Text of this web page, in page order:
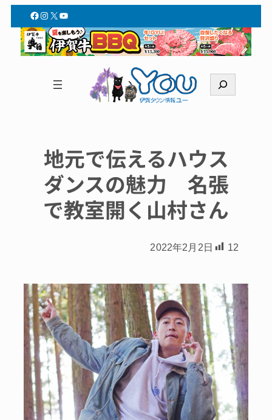
Facebook
Instagram
X YouTube
索
地元で伝えるハウス
ダンスの魅力 名張
で教室開く山村さん
2022年2月2日 12